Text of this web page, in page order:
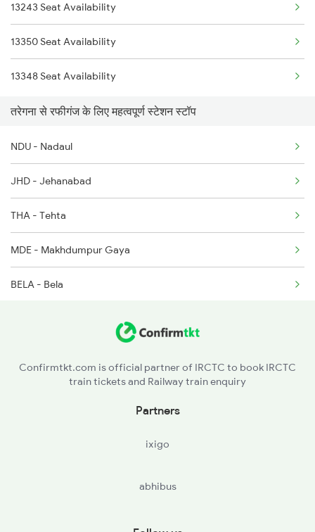
2876 Neelachal Spl
3009 Hwh Ynrk Spl
3010 Ynrk Hwh Spl
3151 Koaa Jat Spl
3152 Kolkata Spl
3243 Pnbe Bbu Spl
3305 Dhn Dos Spl
3306 Dos Dhn Spl
13243 Seat Availability
13350 Seat Availability
13348 Seat Availability
तरेगना से रफीगंज के लिए महत्वपूर्ण स्टेशन स्टॉप
NDU - Nadaul
JHD - Jehanabad
THA - Tehta
MDE - Makhdumpur Gaya
BELA - Bela
PRY - Paraiya
Confirmtkt.com is official partner of IRCTC to book IRCTC
train tickets and Railway train enquiry
Partners
ixigo
abhibus